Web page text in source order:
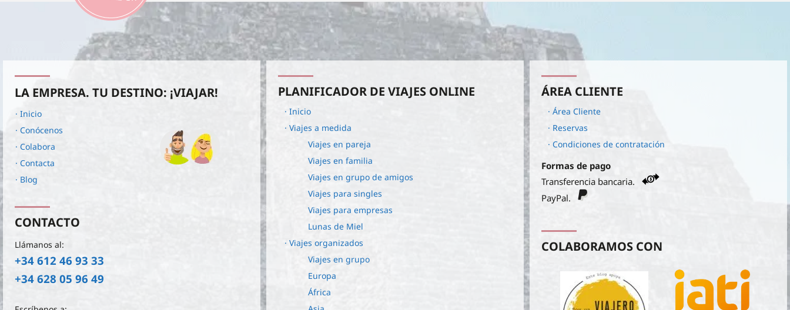
LA EMPRESA. TU DESTINO: ¡VIAJAR!
· Inicio
· Conócenos
· Colabora
· Contacta
· Blog
CONTACTO
Llámanos al:
+34 612 46 93 33
+34 628 05 96 49
PLANIFICADOR DE VIAJES ONLINE
· Inicio
· Viajes a medida
Viajes en pareja
Viajes en familia
Viajes en grupo de amigos
Viajes para singles
Viajes para empresas
Lunas de Miel
· Viajes organizados
Viajes en grupo
Europa
África
ÁREA CLIENTE
· Área Cliente
· Reservas
· Condiciones de contratación
Formas de pago
Transferencia bancaria.
PayPal.
COLABORAMOS CON